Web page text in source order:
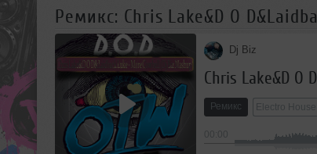
Ремикс: Chris Lake&D O
Dj Biz
Chris Lake&D O
Ремикс Electro House